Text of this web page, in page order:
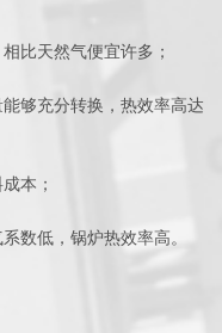
比天然气便宜许多；
够充分转换，热效率高达
本；
数低，锅炉热效率高。